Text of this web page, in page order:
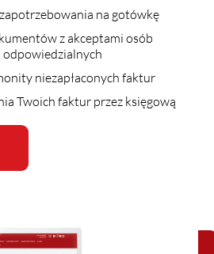
na gotówkę
z akceptami osób
odpowiedzialnych
niezapłaconych faktur
Twoich faktur przez księgową